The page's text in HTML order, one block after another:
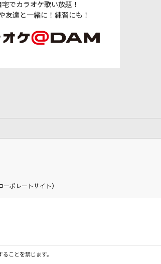
宅でカラオケ歌い放題！
友達と一緒に！練習にも！
ーポレートサイト）
ことを禁じます。